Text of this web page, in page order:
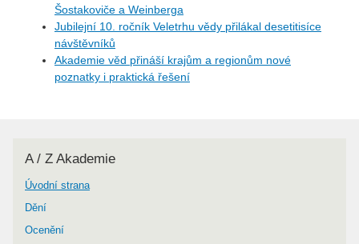
Šostakoviče a Weinberga
Jubilejní 10. ročník Veletrhu vědy přilákal desetitisíce
návštěvníků
Akademie věd přináší krajům a regionům nové
poznatky i praktická řešení
A / Z Akademie
Úvodní strana
Dění
Ocenění